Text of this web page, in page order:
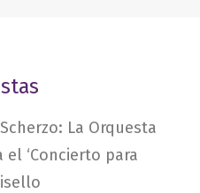
Scherzo: La Orquesta
el ‘Concierto para